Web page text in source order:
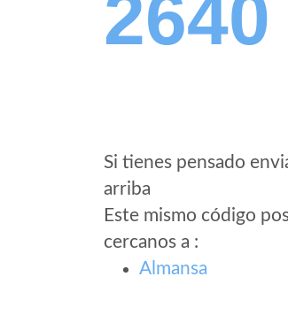
2640
Si tienes pensado
arriba
Este mismo código
cercanos a :
Almansa